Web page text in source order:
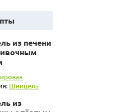
из печени
Шницель
из